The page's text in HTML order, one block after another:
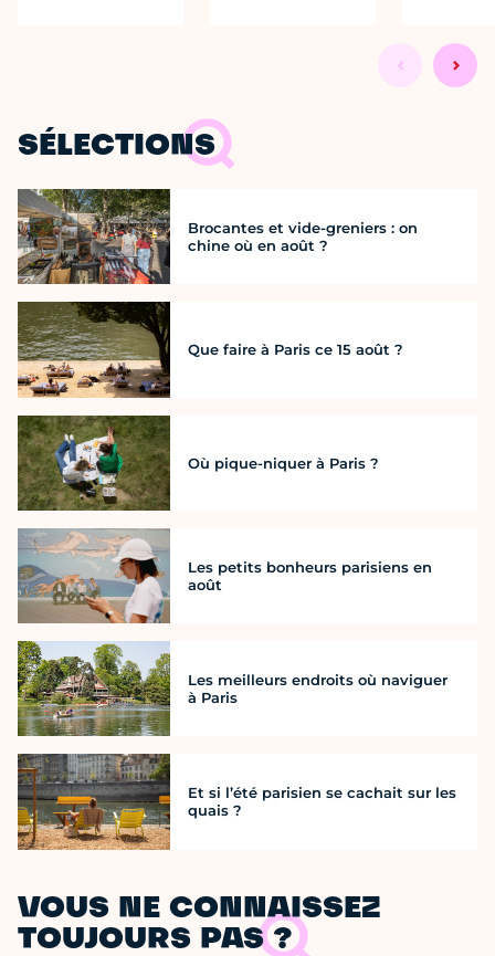
SÉLECTIONS
Brocantes et vide-greniers : on
chine où en août ?
Que faire à Paris ce 15 août ?
Où pique-niquer à Paris ?
Les petits bonheurs parisiens en
août
Les meilleurs endroits où naviguer
à Paris
Et si l’été parisien se cachait sur les
quais ?
VOUS NE CONNAISSEZ
TOUJOURS PAS ?